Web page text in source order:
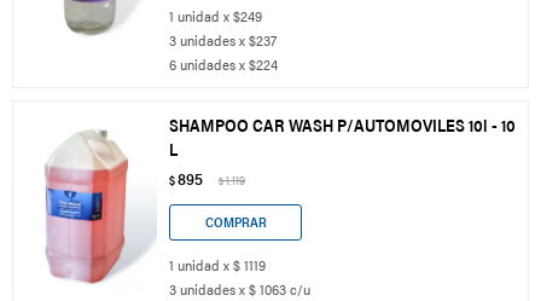
1 unidad x $249
3 unidades x $237
6 unidades x $224
SHAMPOO CAR WASH P/AUTOMOVILES 10l - 10
L
$895 $1.119
1 unidad x $ 1119
3 unidades x $ 1063 c/u